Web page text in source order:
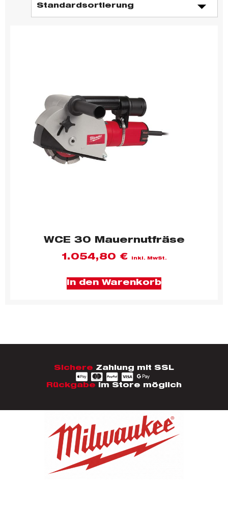
WCE 30 Mauernutfräse
1.054,80 € inkl. MwSt.
In den Warenkorb
Sichere Zahlung mit SSL
Rückgabe im Store möglich